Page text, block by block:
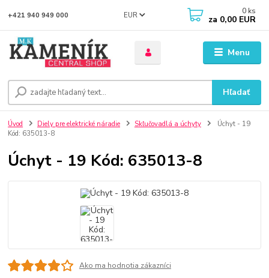
Menu
EUR
Hľadať
+421 940 949 000 0 ks
za 0,00 EUR
Úvod Diely pre elektrické náradie Skľučovadlá a úchyty
Úchyt - 19
Kód: 635013-8
Úchyt - 19 Kód: 635013-8
Ako ma hodnotia zákazníci